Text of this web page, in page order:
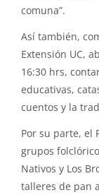
comuna”.
Así también,
Extensión UC,
16:30 hrs,
educativas,
cuentos y la
Por su parte, el
grupos
Nativos y Los
talleres de pan